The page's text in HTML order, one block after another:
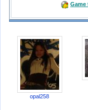
Game
opal258